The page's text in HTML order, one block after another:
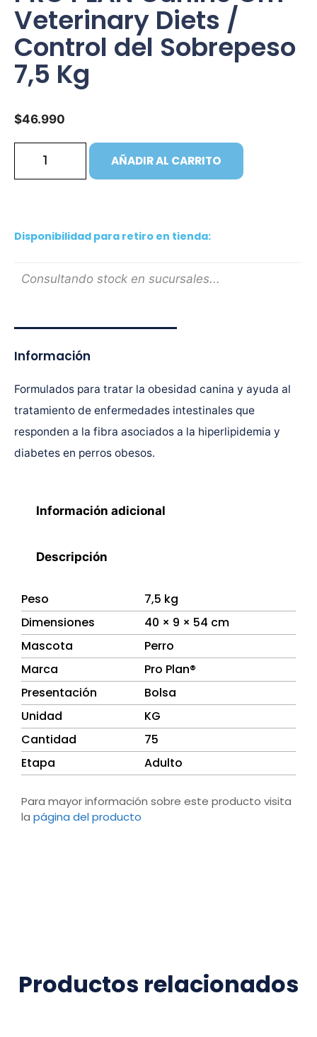
Veterinary Diets /
Control del Sobrepeso
7,5 Kg
$46.990
AÑADIR AL CARRITO
Disponibilidad para retiro en tienda:
Consultando stock en sucursales...
Información
Formulados para tratar la obesidad canina y ayuda al
tratamiento de enfermedades intestinales que
responden a la fibra asociados a la hiperlipidemia y
diabetes en perros obesos.
Información adicional
Descripción
Peso
7,5 kg
Dimensiones
40 × 9 × 54 cm
Mascota
Perro
Marca
Pro Plan®
Presentación
Bolsa
Unidad
KG
Cantidad
75
Etapa
Adulto
Para mayor información sobre este producto visita
la página del producto
Productos relacionados